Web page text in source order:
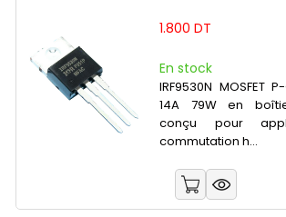
1.800 DT
En stock
IRF9530N MOSFET
14A 79W en
conçu pour
commutation h...